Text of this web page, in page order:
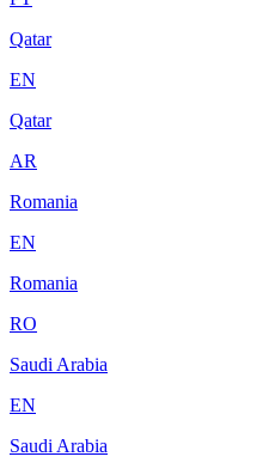
Qatar
EN
Qatar
AR
Romania
EN
Romania
RO
Saudi Arabia
EN
Saudi Arabia